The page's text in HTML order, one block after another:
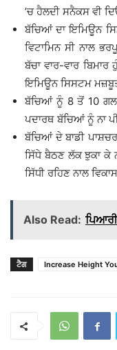
’ਚ ਹੈਲਦੀ ਸਨੈਕਸ ਵੀ
ਬੱਚਿਆਂ ਦਾ ਇਮਿਊਨ
ਵਿਟਾਮਿਨ ਸੀ ਨਾਲ
ਬੱਚਾ ਵਾਰ-ਵਾਰ
ਇਮਿਊਨ ਸਿਸਟਮ ਮਜ਼ਬੂਤ
ਬੱਚਿਆਂ ਨੂੰ 8 ਤੋਂ 10
ਪਦਾਰਥ ਬੱਚਿਆਂ ਨੂੰ ਨਾ
ਬੱਚਿਆਂ ਦੇ ਬਾਡੀ
ਸਿੱਧੇ ਬੈਠਣ ਲੱਕ ਝੁਕਾ ਕੇ
ਸਿੱਧੀ ਰਹਿਣ ਨਾਲ
Also Read:
ਟੈਗ Increase Height